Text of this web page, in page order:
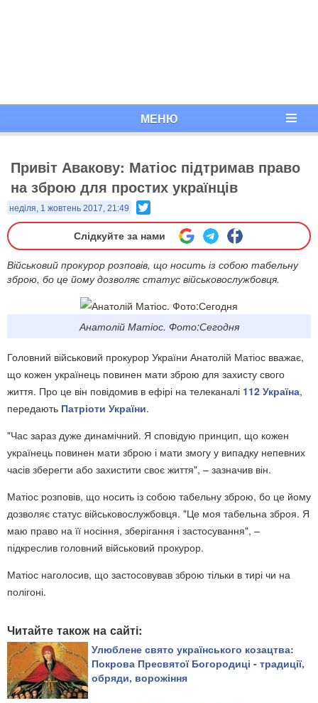
МЕНЮ
Привіт Авакову: Матіос підтримав право
на зброю для простих українців
неділя, 1 жовтень 2017, 21:49
Слідкуйте за нами
Військовий прокурор розповів, що носить із собою табельну
зброю, бо це йому дозволяє статус військовослужбовця.
Анатолій Матіос. Фото:Сегодня
Головний військовий прокурор України Анатолій Матіос вважає,
що кожен українець повинен мати зброю для захисту свого
життя. Про це він повідомив в ефірі на телеканалі 112 Україна,
передають Патріоти України.
"Час зараз дуже динамічний. Я сповідую принцип, що кожен
українець повинен мати зброю і мати змогу у випадку непевних
часів зберегти або захистити своє життя", – зазначив він.
Матіос розповів, що носить із собою табельну зброю, бо це йому
дозволяє статус військовослужбовця. "Це моя табельна зброя. Я
маю право на її носіння, зберігання і застосування", –
підкреслив головний військовий прокурор.
Матіос наголосив, що застосовував зброю тільки в тирі чи на
полігоні.
Читайте також на сайті:
Улюблене свято українського козацтва:
Покрова Пресвятої Богородиці - традиції,
обряди, ворожіння